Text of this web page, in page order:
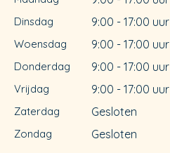
Dinsdag 9:00 - 17:00 uur
Woensdag 9:00 - 17:00 uur
Donderdag 9:00 - 17:00 uur
Vrijdag 9:00 - 17:00 uur
Zaterdag Gesloten
Zondag Gesloten